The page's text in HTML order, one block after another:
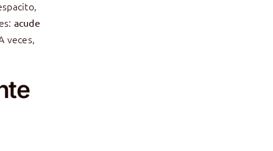
acude
veces,